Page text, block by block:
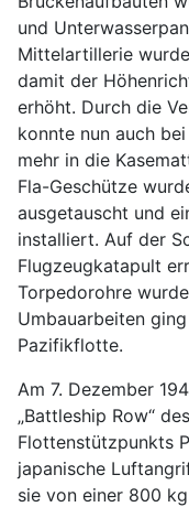
und
Mittelartillerie
damit der
erhöht. Durch die
konnte nun auch
mehr in die
Fla-Geschütze
ausgetauscht und
installiert. Auf der
Flugzeugkatapult
Torpedorohre
Umbauarbeiten
Pazifikflotte.
Am 7. Dezember
„Battleship Row“
Flottenstützpunkts
japanische
sie von einer 800